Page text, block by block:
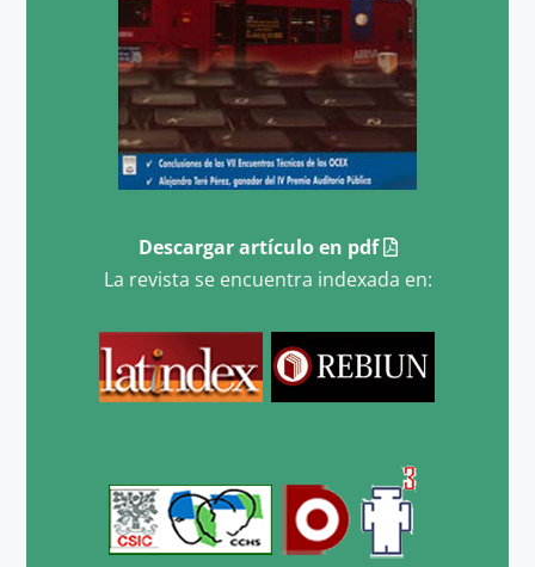
Descargar artículo en pdf
La revista se encuentra indexada en: